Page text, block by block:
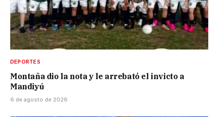
DEPORTES
Montaña dio la nota y le arrebató el invicto a
Mandiyú
6 de agosto de 2026